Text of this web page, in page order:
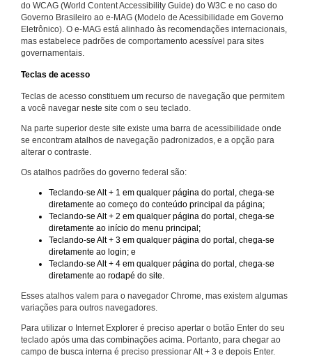
do WCAG (World Content Accessibility Guide) do W3C e no caso do
Governo Brasileiro ao e-MAG (Modelo de Acessibilidade em Governo
Eletrônico). O e-MAG está alinhado às recomendações internacionais,
mas estabelece padrões de comportamento acessível para sites
governamentais.
Teclas de acesso
Teclas de acesso constituem um recurso de navegação que permitem
a você navegar neste site com o seu teclado.
Na parte superior deste site existe uma barra de acessibilidade onde
se encontram atalhos de navegação padronizados, e a opção para
alterar o contraste.
Os atalhos padrões do governo federal são:
Teclando-se Alt + 1 em qualquer página do portal, chega-se
diretamente ao começo do conteúdo principal da página;
Teclando-se Alt + 2 em qualquer página do portal, chega-se
diretamente ao início do menu principal;
Teclando-se Alt + 3 em qualquer página do portal, chega-se
diretamente ao login; e
Teclando-se Alt + 4 em qualquer página do portal, chega-se
diretamente ao rodapé do site.
Esses atalhos valem para o navegador Chrome, mas existem algumas
variações para outros navegadores.
Para utilizar o Internet Explorer é preciso apertar o botão Enter do seu
teclado após uma das combinações acima. Portanto, para chegar ao
campo de busca interna é preciso pressionar Alt + 3 e depois Enter.